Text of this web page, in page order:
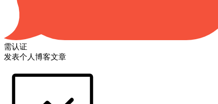
需认证
发表个人博客文章